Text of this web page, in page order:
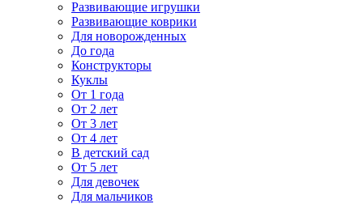
Развивающие игрушки
Развивающие коврики
Для новорожденных
До года
Конструкторы
Куклы
От 1 года
От 2 лет
От 3 лет
От 4 лет
В детский сад
От 5 лет
Для девочек
Для мальчиков